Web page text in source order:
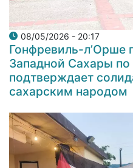
08/05/2026 - 20:17
Гонфревиль-л’Орше
Западной Сахары по
подтверждает
сахарским народом